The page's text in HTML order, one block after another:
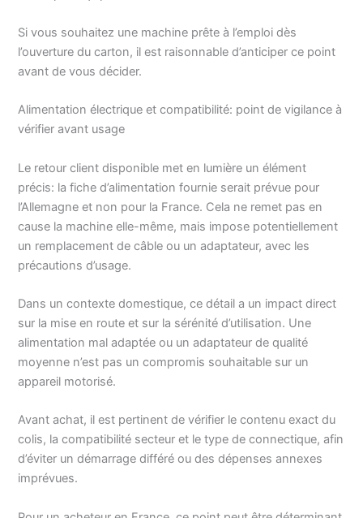
Si vous souhaitez une machine prête à l’emploi dès
l’ouverture du carton, il est raisonnable d’anticiper ce point
avant de vous décider.
Alimentation électrique et compatibilité: point de vigilance à
vérifier avant usage
Le retour client disponible met en lumière un élément
précis: la fiche d’alimentation fournie serait prévue pour
l’Allemagne et non pour la France. Cela ne remet pas en
cause la machine elle-même, mais impose potentiellement
un remplacement de câble ou un adaptateur, avec les
précautions d’usage.
Dans un contexte domestique, ce détail a un impact direct
sur la mise en route et sur la sérénité d’utilisation. Une
alimentation mal adaptée ou un adaptateur de qualité
moyenne n’est pas un compromis souhaitable sur un
appareil motorisé.
Avant achat, il est pertinent de vérifier le contenu exact du
colis, la compatibilité secteur et le type de connectique, afin
d’éviter un démarrage différé ou des dépenses annexes
imprévues.